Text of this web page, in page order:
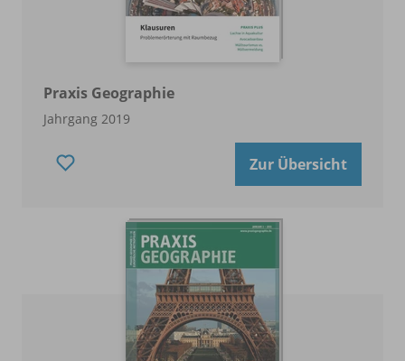
Praxis Geographie
Jahrgang 2019
Zur Übersicht